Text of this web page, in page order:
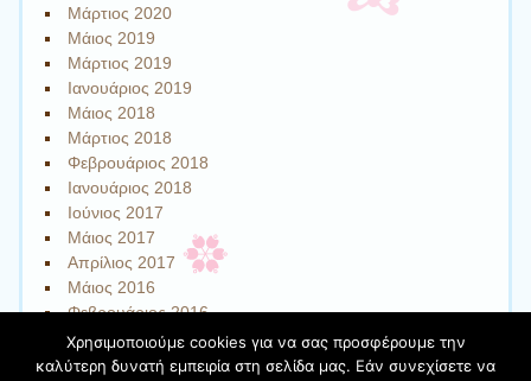
Μάρτιος 2020
Μάιος 2019
Μάρτιος 2019
Ιανουάριος 2019
Μάιος 2018
Μάρτιος 2018
Φεβρουάριος 2018
Ιανουάριος 2018
Ιούνιος 2017
Μάιος 2017
Απρίλιος 2017
Μάιος 2016
Φεβρουάριος 2016
Χρησιμοποιούμε cookies για να σας προσφέρουμε την
καλύτερη δυνατή εμπειρία στη σελίδα μας. Εάν συνεχίσετε να